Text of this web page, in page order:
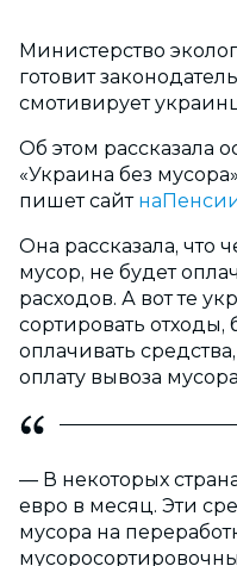
Министерство
готовит
смотивирует
Об этом рассказала
«Украина без
пишет сайт
Она рассказала, что
мусор, не будет
расходов. А вот те
сортировать
оплачивать
оплату вывоза
— В некоторых
евро в месяц. Эти
мусора на